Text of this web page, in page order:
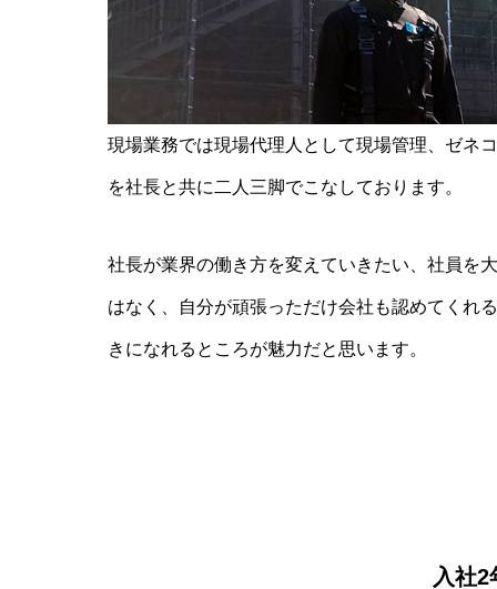
現場業務では現場代理人として現場管理、ゼネ
を社長と共に二人三脚でこなしております。
社長が業界の働き方を変えていきたい、社員を
はなく、自分が頑張っただけ会社も認めてくれ
きになれるところが魅力だと思います。
入社